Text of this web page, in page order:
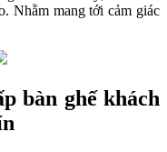
Nhằm mang tới cảm giác
bàn ghế khách